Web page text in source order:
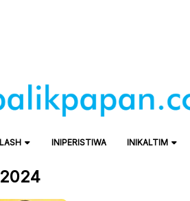
INIPERISTIWA INIKALTIM